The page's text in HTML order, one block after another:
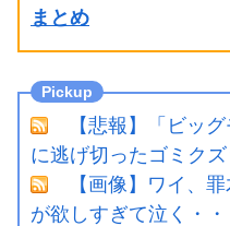
まとめ
【悲報】「ビッ
に逃げ切ったゴミク
【画像】ワイ、
が欲しすぎて泣く・・